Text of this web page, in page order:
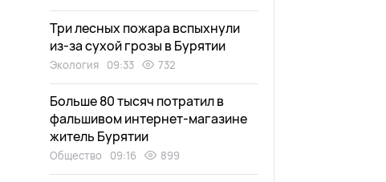
Три лесных пожара вспыхнули
из-за сухой грозы в Бурятии
Экология 09:33 732
Больше 80 тысяч потратил в
фальшивом интернет-магазине
житель Бурятии
Общество 09:16 899